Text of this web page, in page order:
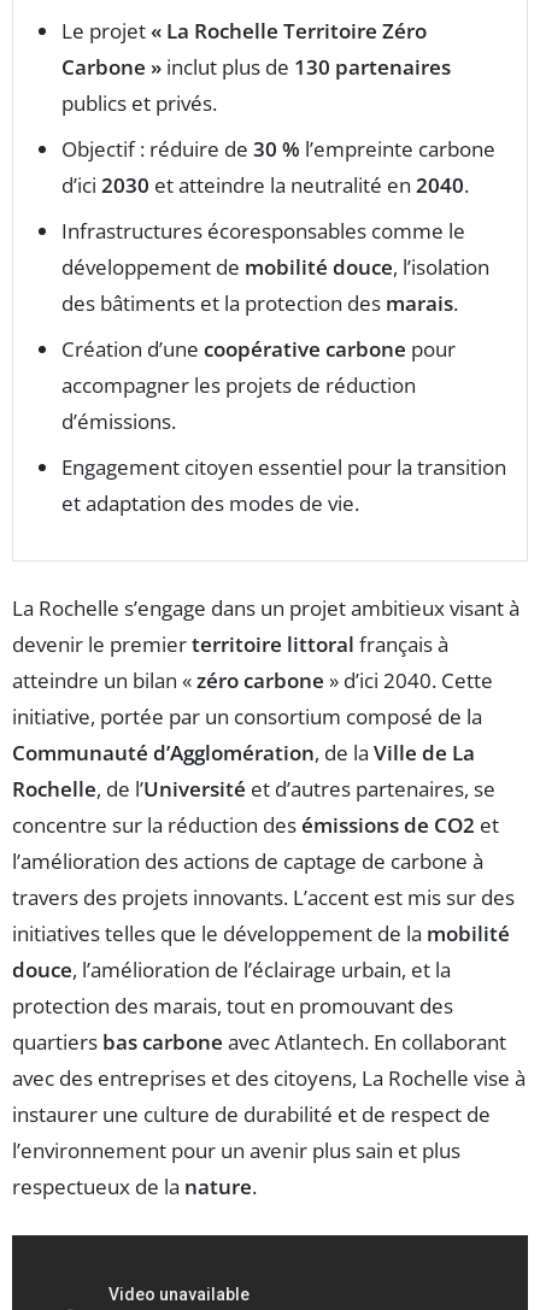
Le projet« La Rochelle Territoire Zéro
Carbone » inclut plus de 130 partenaires
publics et privés.
Objectif : réduire de 30 % l’empreinte carbone
d’ici 2030 et atteindre la neutralité en 2040.
Infrastructures écoresponsables comme le
développement de mobilité douce, l’isolation
des bâtiments et la protection des marais.
Création d’une coopérative carbone pour
accompagner les projets de réduction
d’émissions.
Engagement citoyen essentiel pour la transition
et adaptation des modes de vie.
La Rochelle s’engage dans un projet ambitieux visant à
devenir le premierterritoire littoral français à
atteindre un bilan «zéro carbone » d’ici 2040. Cette
initiative, portée par un consortium composé de la
Communauté d’Agglomération, de la Ville de La
Rochelle, de l’Université et d’autres partenaires, se
concentre sur la réduction desémissions de CO2 et
l’amélioration des actions de captage de carbone à
travers des projets innovants. L’accent est mis sur des
initiatives telles que le développement de la mobilité
douce, l’amélioration de l’éclairage urbain, et la
protection des marais, tout en promouvant des
quartiers bas carbone avec Atlantech. En collaborant
avec des entreprises et des citoyens, La Rochelle vise à
instaurer une culture de durabilité et de respect de
l’environnement pour un avenir plus sain et plus
respectueux de la nature.